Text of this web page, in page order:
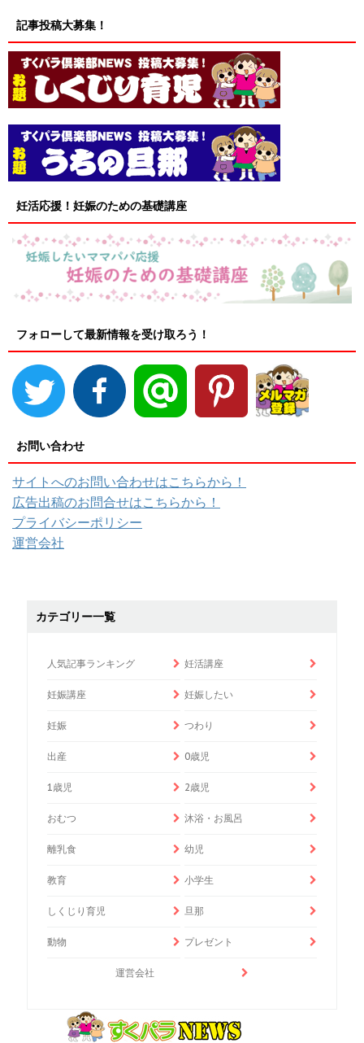
記事投稿大募集！
妊活応援！妊娠のための基礎講座
フォローして最新情報を受け取ろう！
お問い合わせ
サイトへのお問い合わせはこちらから！
広告出稿のお問合せはこちらから！
プライバシーポリシー
運営会社
カテゴリー一覧
人気記事ランキング 妊活講座
妊娠講座 妊娠したい
妊娠 つわり
出産 0歳児
1歳児 2歳児
おむつ 沐浴・お風呂
離乳食 幼児
教育 小学生
しくじり育児 旦那
動物 プレゼント
運営会社